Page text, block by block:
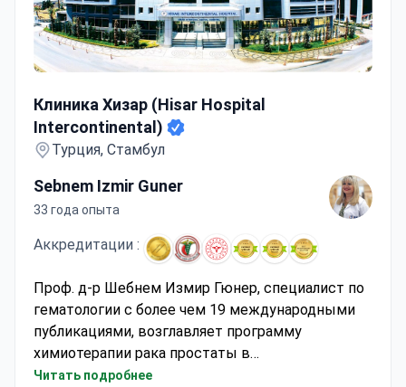
Клиника Хизар (Hisar Hospital
Intercontinental)
Турция, Стамбул
Sebnem Izmir Guner
33 года опыта
Аккредитации :
Проф. д-р Шебнем Измир Гюнер, специалист по
гематологии с более чем 19 международными
публикациями, возглавляет программу
химиотерапии рака простаты в
аккредитованной JCI больнице Hisar Hospital
Читать подробнее